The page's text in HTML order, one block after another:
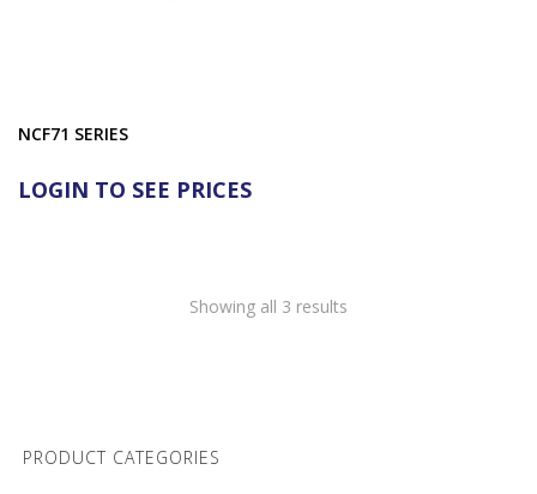
NCF71 SERIES
LOGIN TO SEE PRICES
Showing all 3 results
PRODUCT CATEGORIES